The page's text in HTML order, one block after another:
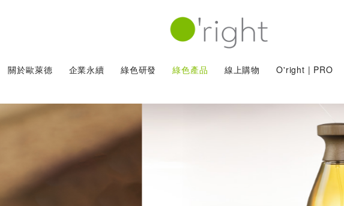
關於歐萊德 企業永續 綠色研發 綠色產品 線上購物 O'right | PRO